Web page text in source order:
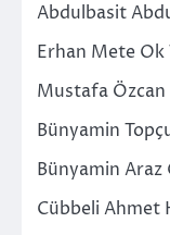
Abdulbasit
Erhan Mete Ok
Mustafa Özcan
Bünyamin
Bünyamin Araz
Cübbeli Ahmet